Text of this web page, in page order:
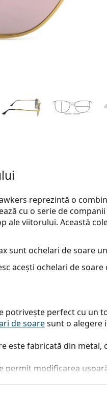
Lățimea lentilei
reprezintă o
cu o serie de
ale viitorului. Această
sunt ochelari de soare
acești ochelari de
potrivește perfect cu un
de soaresunt o alegere
este fabricată din
permit modificarea
deteriorarea sau